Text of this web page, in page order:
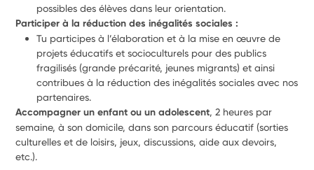
possibles des élèves dans leur orientation.
Participer à la réduction des inégalités sociales :
Tu participes à l’élaboration et à la mise en œuvre de
projets éducatifs et socioculturels pour des publics
fragilisés (grande précarité, jeunes migrants) et ainsi
contribues à la réduction des inégalités sociales avec nos
Accompagner un enfant ou un adolescent, 2 heures par
semaine, à son domicile, dans son parcours éducatif (sorties
culturelles et de loisirs, jeux, discussions, aide aux devoirs,
etc.).